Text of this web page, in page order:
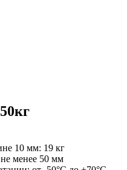
10 мм: 19 кг
не менее 50 мм